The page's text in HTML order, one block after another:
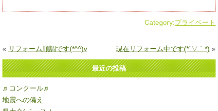
Category:プライベート
« リフォーム順調です(*^^)v 現在リフォーム中です(*´▽｀*) »
最近の投稿
♬コンクール♬
地震への備え